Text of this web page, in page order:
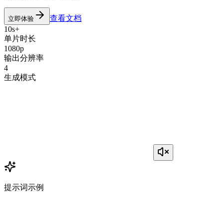
立即体验
查看文档
10s+
单片时长
1080p
输出分辨率
4
生成模式
提示词示例